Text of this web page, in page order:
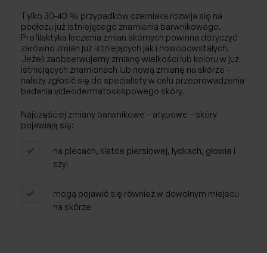
Tylko 30-40 % przypadków czerniaka rozwija się na
podłożu już istniejącego znamienia barwnikowego.
Profilaktyka leczenia zmian skórnych powinna dotyczyć
zarówno zmian już istniejących jak i nowopowstałych.
Jeżeli zaobserwujemy zmianę wielkości lub koloru w już
istniejących znamionach lub nową zmianę na skórze –
należy zgłosić się do specjalisty w celu przeprowadzenia
badania videodermatoskopowego skóry.
Najczęściej zmiany barwnikowe – atypowe – skóry
pojawiają się:
na plecach, klatce piersiowej, łydkach, głowie i
szyi
mogą pojawić się również w dowolnym miejscu
na skórze